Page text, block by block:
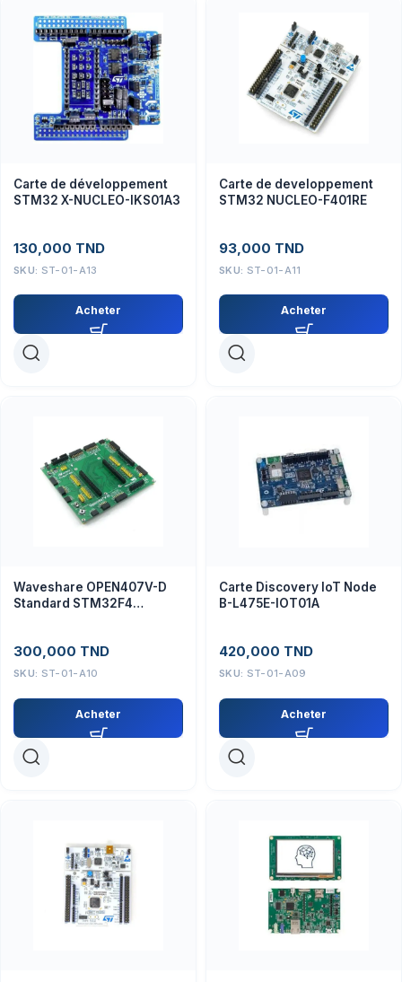
Carte de développement
STM32 X-NUCLEO-IKS01A3
130,000 TND
SKU: ST-01-A13
Acheter
Carte de developpement
STM32 NUCLEO-F401RE
93,000 TND
SKU: ST-01-A11
Acheter
Waveshare OPEN407V-D
Standard STM32F4
300,000 TND
SKU: ST-01-A10
Acheter
Carte Discovery IoT Node
B-L475E-IOT01A
420,000 TND
SKU: ST-01-A09
Acheter